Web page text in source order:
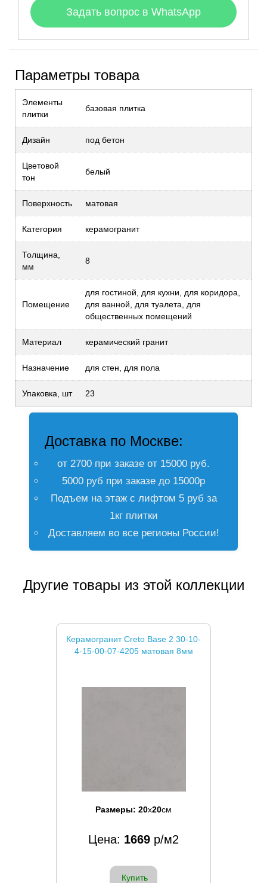
Задать вопрос в WhatsApp
Параметры товара
Элементы
плитки
базовая плитка
Дизайн под бетон
Цветовой
тон
белый
Поверхность матовая
Категория керамогранит
Толщина,
мм
8
Помещение
для гостиной, для кухни, для коридора,
для ванной, для туалета, для
общественных помещений
Материал керамический гранит
Назначение для стен, для пола
Упаковка, шт 23
Доставка по Москве:
от 2700 при заказе от 15000 руб.
5000 руб при заказе до 15000р
Подъем на этаж с лифтом 5 руб за
1кг плитки
Доставляем во все регионы России!
Другие товары из этой коллекции
Керамогранит Creto Base 2 30-10-
4-15-00-07-4205 матовая 8мм
Размеры: 20x20см
Цена: 1669 р/м2
Купить